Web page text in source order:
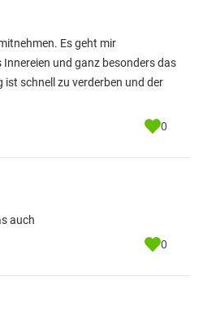
Es geht mir
und ganz besonders das
schnell zu verderben und der
0
auch
0